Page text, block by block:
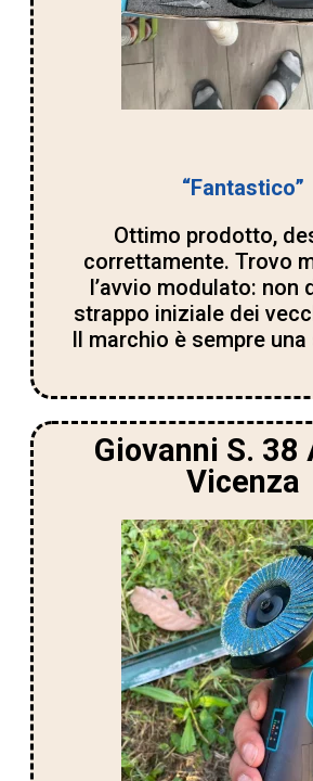
“Fantastico”
Ottimo prodotto,
correttamente. Trovo
l’avvio modulato: non
strappo iniziale dei
Il marchio è sempre
Giovanni S. 38
Vicenza